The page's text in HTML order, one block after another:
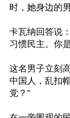
时，她身边的
卡瓦纳回答说
习惯民主。你
这名男子立刻
中国人，乱扣
党？”